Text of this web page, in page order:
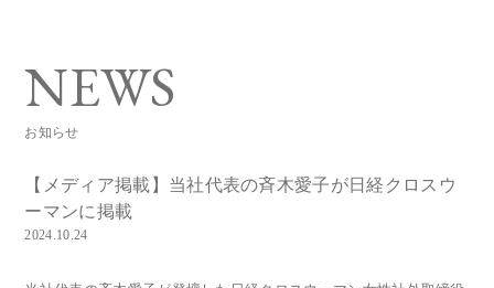
NEWS
お知らせ
【メディア掲載】当社代表の斉木愛子が日経クロスウ
ーマンに掲載
2024.10.24